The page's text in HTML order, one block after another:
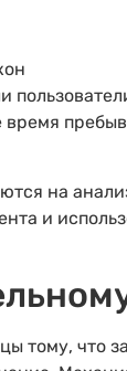
на
и
тому,